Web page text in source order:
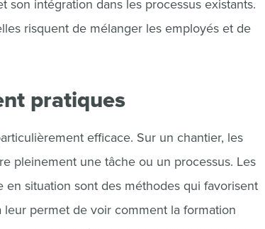
intégration dans les processus existants.
risquent de mélanger les employés et de
pratiques
efficace. Sur un chantier, les
pleinement une tâche ou un processus. Les
situation sont des méthodes qui favorisent
leur permet de voir comment la formation